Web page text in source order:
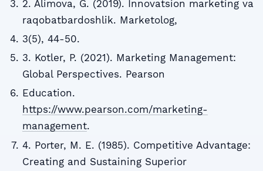
2. Alimova, G. (2019). Innovatsion marketing va
raqobatbardoshlik. Marketolog,
3(5), 44-50.
3. Kotler, P. (2021). Marketing Management:
Global Perspectives. Pearson
Education.
https://www.pearson.com/marketing-
management.
4. Porter, M. E. (1985). Competitive Advantage:
Creating and Sustaining Superior